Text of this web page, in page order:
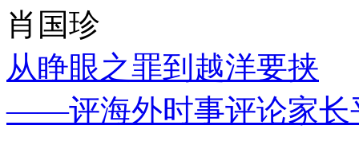
肖国珍
从睁眼之罪到越洋要挟
——评海外时事评论家长